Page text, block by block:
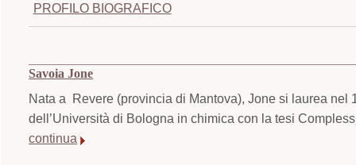
PROFILO BIOGRAFICO
Savoia Jone
Nata a Revere (provincia di Mantova), Jone si laurea
dell’Università di Bologna in chimica con la tesi
continua